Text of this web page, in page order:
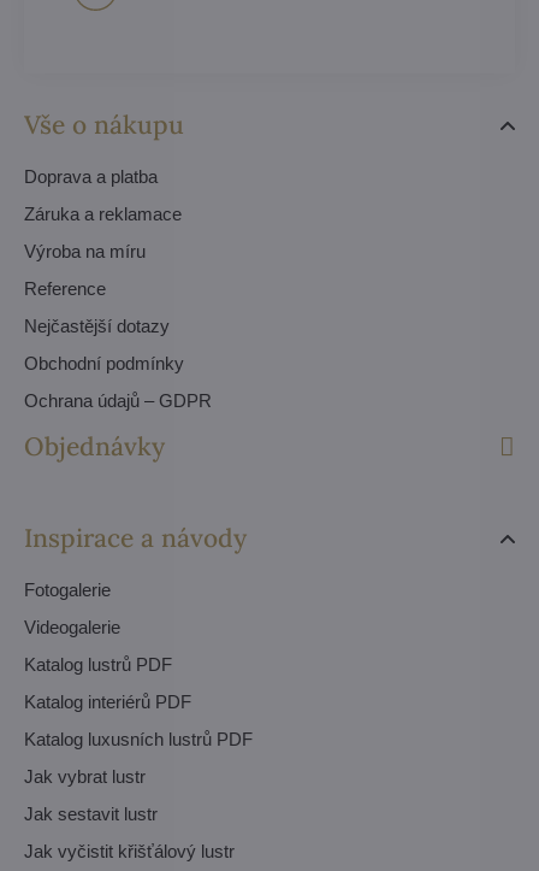
Vše o nákupu
Doprava a platba
Záruka a reklamace
Výroba na míru
Reference
Nejčastější dotazy
Obchodní podmínky
Ochrana údajů – GDPR
Objednávky
Inspirace a návody
Fotogalerie
Videogalerie
Katalog lustrů PDF
Katalog interiérů PDF
Katalog luxusních lustrů PDF
Jak vybrat lustr
Jak sestavit lustr
Jak vyčistit křišťálový lustr